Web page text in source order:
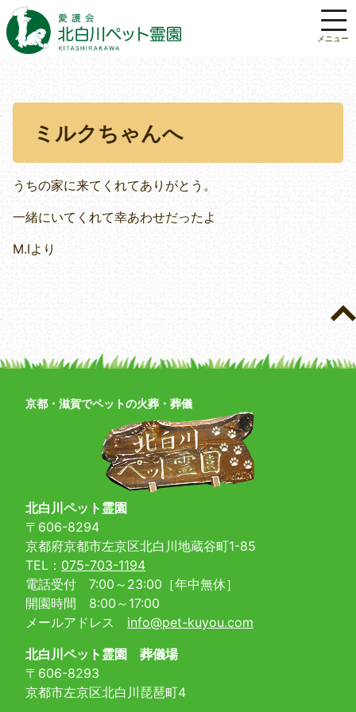
ミルクちゃんへ
うちの家に来てくれてありがとう。
一緒にいてくれて幸あわせだったよ
M.Iより
京都・滋賀でペットの火葬・葬儀
北白川ペット霊園
〒606-8294
京都府京都市左京区北白川地蔵谷町1-85
TEL： 075-703-1194
電話受付 7:00～23:00［年中無休］
開園時間 8:00～17:00
メールアドレス info@pet-kuyou.com
北白川ペット霊園 葬儀場
〒606-8293
京都市左京区北白川琵琶町4